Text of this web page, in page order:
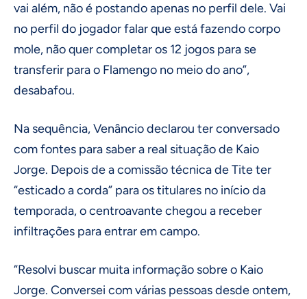
vai além, não é postando apenas no perfil dele. Vai
no perfil do jogador falar que está fazendo corpo
mole, não quer completar os 12 jogos para se
transferir para o Flamengo no meio do ano”,
desabafou.
Na sequência, Venâncio declarou ter conversado
com fontes para saber a real situação de Kaio
Jorge. Depois de a comissão técnica de Tite ter
“esticado a corda” para os titulares no início da
temporada, o centroavante chegou a receber
infiltrações para entrar em campo.
“Resolvi buscar muita informação sobre o Kaio
Jorge. Conversei com várias pessoas desde ontem,